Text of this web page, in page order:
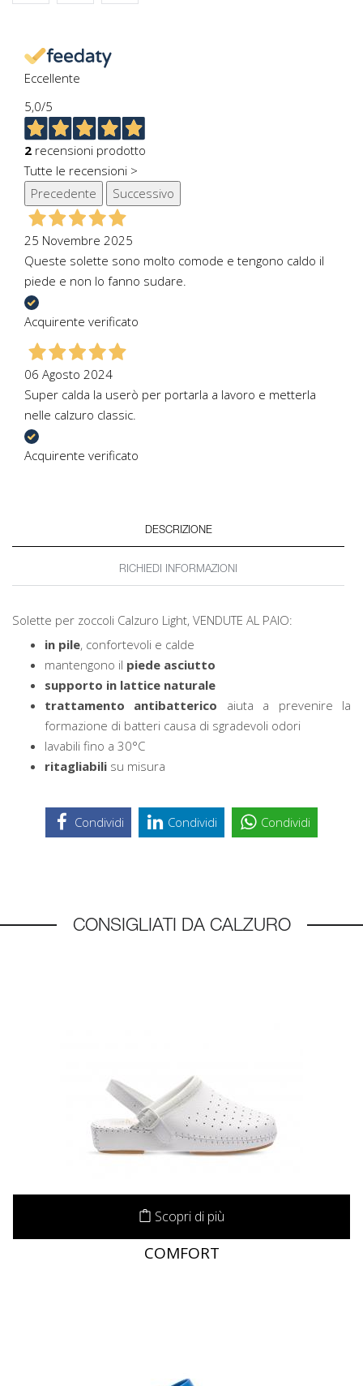
Eccellente
5,0/5
2 recensioni prodotto
Tutte le recensioni >
Precedente
Successivo
25 Novembre 2025
Queste solette sono molto comode e tengono caldo il
piede e non lo fanno sudare.
Acquirente verificato
06 Agosto 2024
Super calda la userò per portarla a lavoro e metterla
nelle calzuro classic.
Acquirente verificato
DESCRIZIONE
RICHIEDI INFORMAZIONI
Solette per zoccoli Calzuro Light, VENDUTE AL PAIO:
in pile, confortevoli e calde
mantengono il piede asciutto
supporto in lattice naturale
trattamento antibatterico aiuta a prevenire la
formazione di batteri causa di sgradevoli odori
lavabili fino a 30°C
ritagliabili su misura
Condividi Condividi Condividi
CONSIGLIATI DA CALZURO
Scopri di più
COMFORT